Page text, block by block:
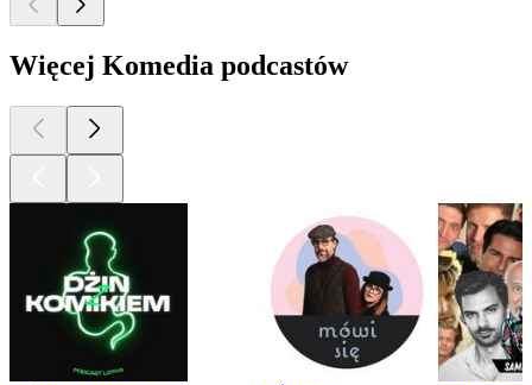
Więcej Komedia podcastów